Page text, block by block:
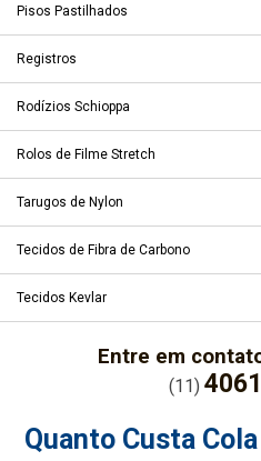
Pisos Pastilhados
Registros
Rodízios Schioppa
Rolos de Filme Stretch
Tarugos de Nylon
Tecidos de Fibra de Carbono
Tecidos Kevlar
Entre em
(11)
Quanto Custa